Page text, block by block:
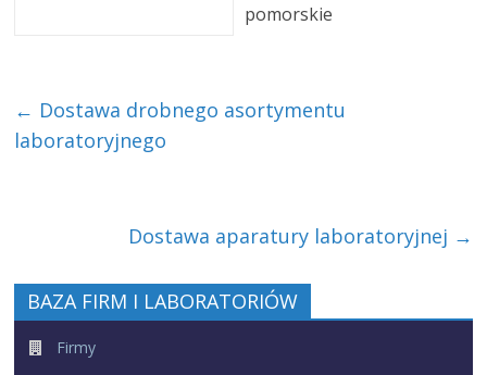
pomorskie
← Dostawa drobnego asortymentu
laboratoryjnego
Dostawa aparatury laboratoryjnej →
BAZA FIRM I LABORATORIÓW
Firmy